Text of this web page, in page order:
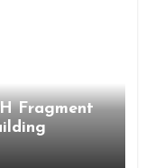
Fragment